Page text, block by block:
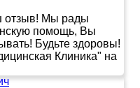
отзыв! Мы рады
помощь, Вы
Будьте здоровы!
Клиника" на